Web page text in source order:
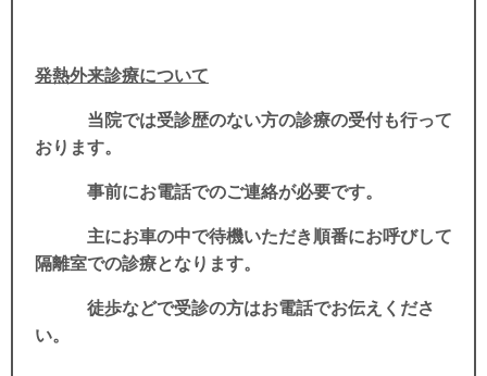
発熱外来診療について
当院では受診歴のない方の診療の受付も行って
おります。
事前にお電話でのご連絡が必要です。
主にお車の中で待機いただき順番にお呼びして
隔離室での診療となります。
徒歩などで受診の方はお電話でお伝えくださ
い。